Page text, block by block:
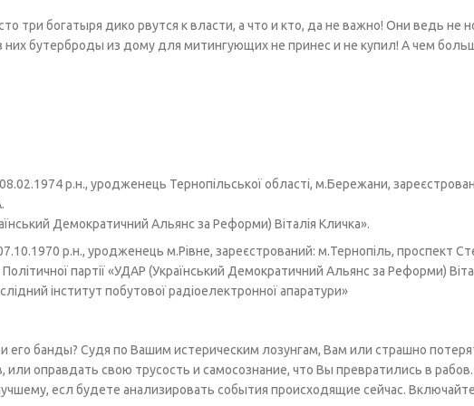
три богатыря дико рвутся к власти, а что и кто, да не важно! Они ведь не
них бутерброды из дому для митингующих не принес и не купил! А чем
р.н., уродженець Тернопільської області, м.Бережани,
Демократичний Альянс за Реформи) Віталія Кличка».
р.н., уродженець м.Рівне, зареєстрований: м.Тернопіль, проспект
партії «УДАР (Український Демократичний Альянс за Реформи)
інститут побутової радіоелектронної апаратури»
его банды? Судя по Вашим истерическим лозунгам, Вам или страшно
оправдать свою трусость и самосознание, что Вы превратились в
есл будете анализировать события происходящие сейчас. Включайте